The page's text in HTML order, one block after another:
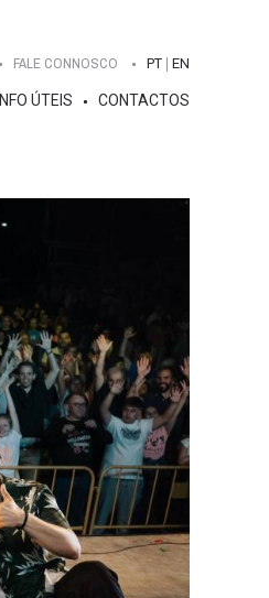
FALE CONNOSCO PT EN
INFO ÚTEIS CONTACTOS